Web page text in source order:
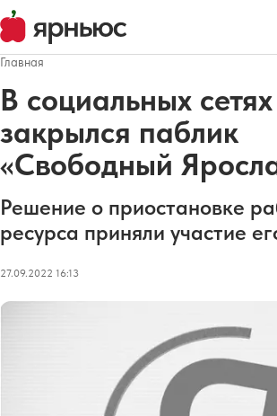
Главная
В социальных сетях
закрылся паблик
«Свободный
Решение о приостановке
ресурса приняли участие
27.09.2022 16:13